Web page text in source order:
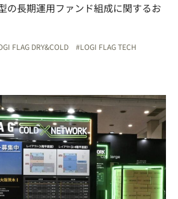
の長期運用ファンド組成に関するお
FLAG DRY&COLD
LOGI FLAG TECH